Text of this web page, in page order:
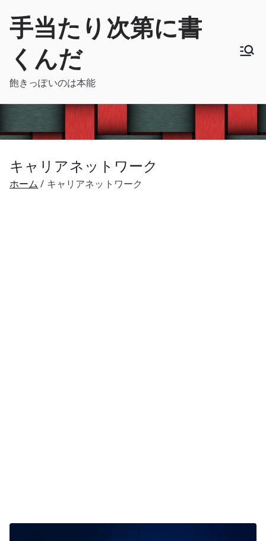
手当たり次第に書
くんだ
飽きっぽいのは本能
キャリアネットワーク
ホーム キャリアネットワーク